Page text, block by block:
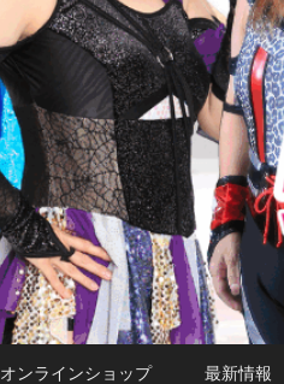
オンラインショップ 最新情報